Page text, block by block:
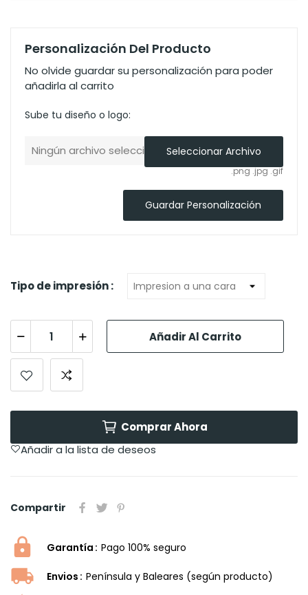
Personalización Del Producto
No olvide guardar su personalización para poder
añadirla al carrito
Sube tu diseño o logo:
Ningún archivo seleccionadoSeleccionar Archivo
.png .jpg .gif
Guardar Personalización
Tipo de impresión :
Añadir Al Carrito
Comprar Ahora
Añadir a la lista de deseos
Compartir
Garantía Pago 100% seguro
Envios Península y Baleares (según producto)